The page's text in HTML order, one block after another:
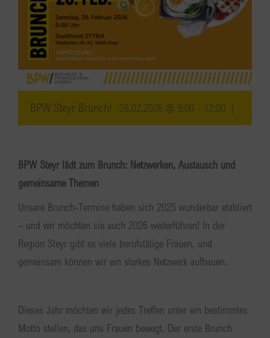
BPW Steyr Brunch! 28.02.2026 @ 9:00 - 12:00
BPW Steyr lädt zum Brunch: Netzwerken, Austausch und
gemeinsame Themen
Unsere Brunch-Termine haben sich 2025 wunderbar etabliert
– und wir möchten sie auch 2026 weiterführen! In der
Region Steyr gibt es viele berufstätige Frauen, und
gemeinsam können wir ein starkes Netzwerk aufbauen.
Dieses Jahr möchten wir jedes Treffen unter ein bestimmtes
Motto stellen, das uns Frauen bewegt. Der erste Brunch